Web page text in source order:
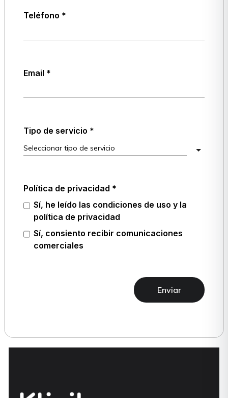
Teléfono
Email
Tipo de servicio
Política de privacidad
Sí, he leído las condiciones de uso y la
política de privacidad
Sí, consiento recibir comunicaciones
comerciales
Enviar